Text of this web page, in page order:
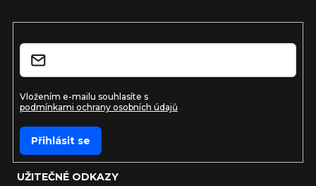
UŽITEČNÉ ODKAZY
Vložením e-mailu souhlasíte s
podmínkami ochrany osobních údajů
Přihlásit se